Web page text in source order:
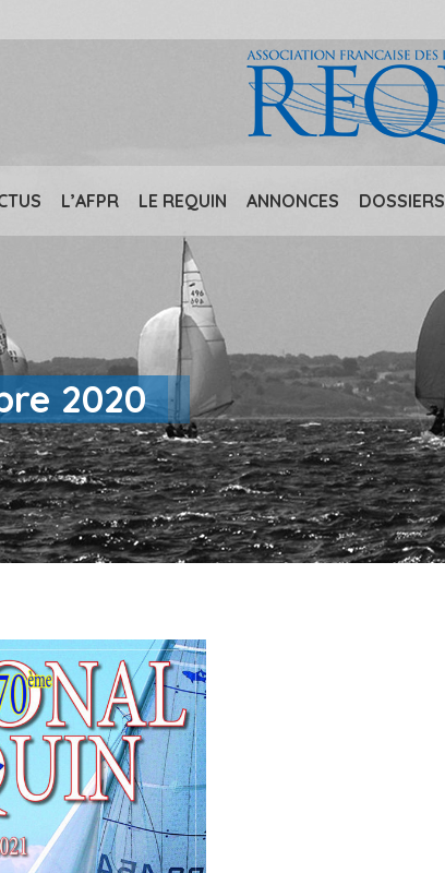
L’AFPR LE REQUIN ANNONCES DOSSIERS
2020